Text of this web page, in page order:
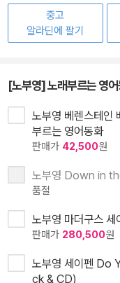
중고
알라딘에 팔기
[노부영] 노래부르는 영
노부영 베렌스테인
부르는 영어동화
판매가 42,500원
노부영 Down in
품절
노부영 마더구스
판매가 280,500원
노부영 세이펜
ck & CD)